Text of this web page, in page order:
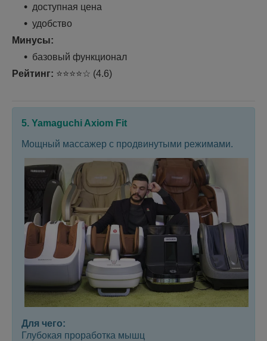
доступная цена
удобство
Минусы:
базовый функционал
Рейтинг: ⭐⭐⭐⭐☆ (4.6)
5. Yamaguchi Axiom Fit
Мощный массажер с продвинутыми режимами.
Для чего:
Глубокая проработка мышц